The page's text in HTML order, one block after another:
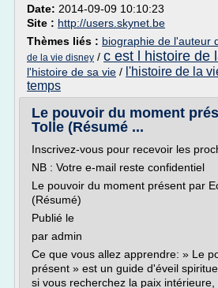
Date: 2014-09-09 10:10:23
Site : http://users.skynet.be
Thèmes liés : biographie de l'auteur
de la vie disney / c est l histoire de
l'histoire de sa vie / l'histoire de la
temps
Le pouvoir du moment
Tolle (Résumé ...
Inscrivez-vous pour recevoir les
NB : Votre e-mail reste confidentiel
Le pouvoir du moment présent par
(Résumé)
Publié le
par admin
Ce que vous allez apprendre: » Le
présent » est un guide d'éveil
si vous recherchez la paix